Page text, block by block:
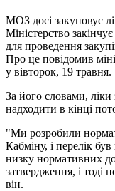
МОЗ досі закуповує
Міністерство
для проведення
Про це повідомив
у вівторок, 19 травня.
За його словами,
надходити в кінці
"Ми розробили
Кабміну, і перелік
низку нормативних
затвердження, і тоді
він.